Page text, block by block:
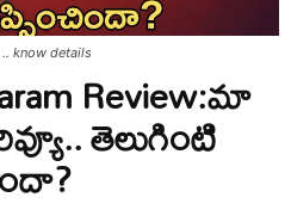
know details
Review:మా
తెలుగింటి